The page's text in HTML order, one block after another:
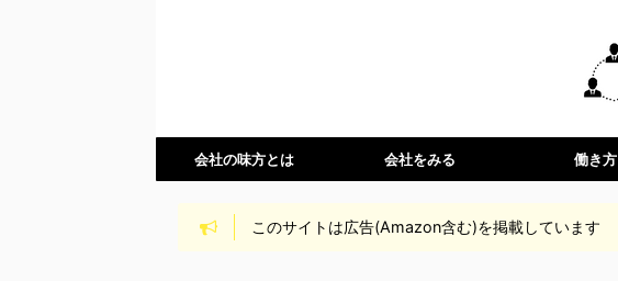
会社の味方とは 会社をみる 働き方
このサイトは広告(Amazon含む)を掲載しています